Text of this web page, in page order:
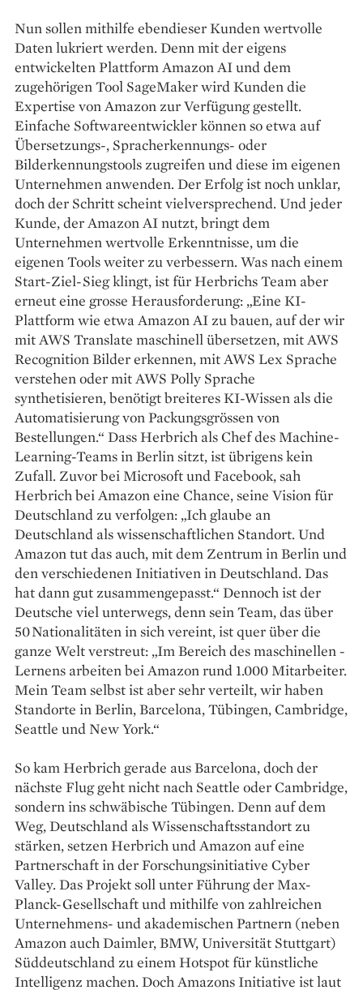
Nun sollen mithilfe ebendieser Kunden wertvolle
Daten lukriert werden. Denn mit der eigens
entwickelten Plattform Amazon AI und dem
zugehörigen Tool SageMaker wird Kunden die
Expertise von Amazon zur Verfügung gestellt.
Einfache Softwareentwickler können so etwa auf
Übersetzungs-, Spracherkennungs- oder
Bilderkennungstools zugreifen und diese im eigenen
Unternehmen anwenden. Der Erfolg ist noch unklar,
doch der Schritt scheint vielversprechend. Und jeder
Kunde, der Amazon AI nutzt, bringt dem
Unternehmen wertvolle Erkenntnisse, um die
eigenen Tools weiter zu verbessern. Was nach einem
Start-Ziel-Sieg klingt, ist für Herbrichs Team aber
erneut eine grosse Herausforderung: „Eine KI-
Plattform wie etwa Amazon AI zu bauen, auf der wir
mit AWS Translate maschinell übersetzen, mit AWS
Recognition Bilder erkennen, mit AWS Lex Sprache
verstehen oder mit AWS Polly Sprache
synthetisieren, benötigt breiteres KI-Wissen als die
Automatisierung von Packungsgrössen von
Bestellungen.“ Dass Herbrich als Chef des Machine-
Learning-Teams in Berlin sitzt, ist übrigens kein
Zufall. Zuvor bei Microsoft und Facebook, sah
Herbrich bei Amazon eine Chance, seine Vision für
Deutschland zu verfolgen: „Ich glaube an
Deutschland als wissenschaftlichen Standort. Und
Amazon tut das auch, mit dem Zentrum in Berlin und
den verschiedenen Initiativen in Deutschland. Das
hat dann gut zusammengepasst.“ Dennoch ist der
Deutsche viel unterwegs, denn sein Team, das über
50 Nationalitäten in sich vereint, ist quer über die
ganze Welt verstreut: „Im Bereich des maschinellen ­
Lernens arbeiten bei Amazon rund 1.000 Mitarbeiter.
Mein Team selbst ist aber sehr verteilt, wir haben
Standorte in Berlin, Barcelona, Tübingen, Cambridge,
Seattle und New York.“
So kam Herbrich gerade aus Barcelona, doch der
nächste Flug geht nicht nach Seattle oder Cambridge,
sondern ins schwäbische Tübingen. Denn auf dem
Weg, Deutschland als Wissenschaftsstandort zu
stärken, setzen Herbrich und Amazon auf eine
Partnerschaft in der Forschungsinitiative Cyber
Valley. Das Projekt soll unter Führung der Max-
Planck-Gesellschaft und mithilfe von zahlreichen
Unternehmens- und akademischen Partnern (neben
Amazon auch Daimler, BMW, Universität Stuttgart)
Süddeutschland zu einem Hotspot für künstliche
Intelligenz machen. Doch Amazons Initiative ist laut